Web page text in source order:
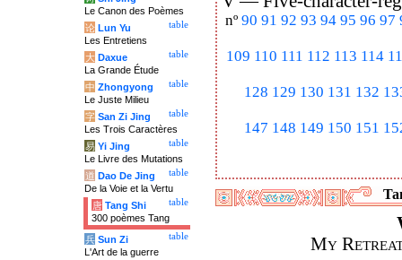
nº 90 91 92 93 94 95 96 97
109 110 111 112 113 114
128 129 130 131 132
147 148 149 150 151
My
Le Canon des Poèmes
table
论 Lun Yu
Les Entretiens
table
大 Daxue
La Grande Étude
table
中 Zhongyong
Le Juste Milieu
table
字 San Zi Jing
Les Trois Caractères
table
易 Yi Jing
Le Livre des Mutations
table
道 Dao De Jing
De la Voie et la Vertu
table
唐 Tang Shi
300 poèmes Tang
table
兵 Sun Zi
L'Art de la guerre